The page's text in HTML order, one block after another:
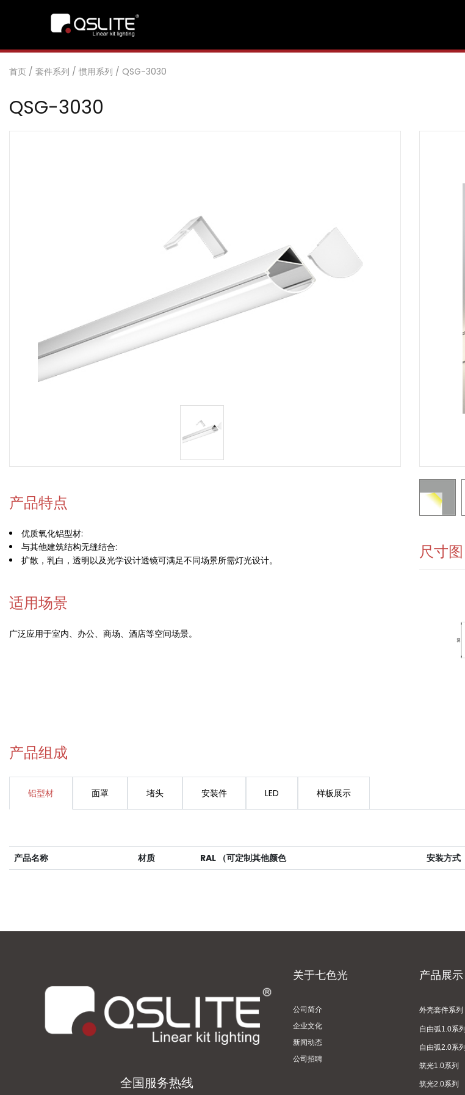
首页 / 套件系列 / 惯用系列 / QSG-3030
QSG-3030
产品特点
优质氧化铝型材:
与其他建筑结构无缝结合:
扩散，乳白，透明以及光学设计透镜可满足不同场景所需灯光设计。
适用场景
广泛应用于室内、办公、商场、酒店等空间场景。
尺寸图
产品组成
铝型材 面罩 堵头 安装件 LED 样板展示
产品名称 材质 RAL （可定制其他颜色 安装方式
全国服务热线
关于七色光
公司简介
企业文化
新闻动态
公司招聘
产品展示
外壳套件系列
自由弧1.0系列
自由弧2.0系列
筑光1.0系列
筑光2.0系列